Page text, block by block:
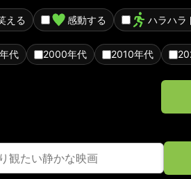
える 感動する ハラハラ
代 2000年代 2010年代